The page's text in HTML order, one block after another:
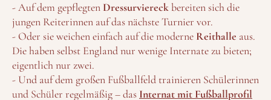
- Auf dem gepflegten Dressurviereckbereiten sich die
jungen Reiterinnen auf das nächste Turnier vor.
- Oder sie weichen einfach auf die moderne Reithalle aus.
Die haben selbst England nur wenige Internate zu bieten;
eigentlich nur zwei.
- Und auf dem großen Fußballfeld trainieren Schülerinnen
und Schüler regelmäßig – das Internat mit Fußballprofil